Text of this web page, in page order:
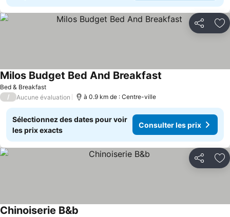
Partager
Bed & Breakfast
Milos Budget Bed And Breakfast
/ Aucune évaluation à 0.9 km de : Centre-ville
Sélectionnez des dates pour voir
les prix exacts
Consulter les prix
Partager
Chinoiserie B&b